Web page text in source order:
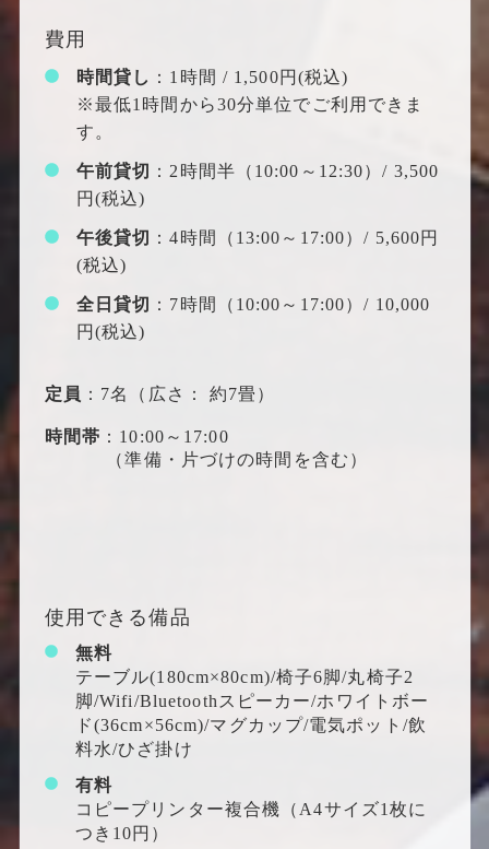
費用
時間貸し ：1時間 / 1,500円(税込)
※最低1時間から30分単位でご利用できま
す。
午前貸切
：2時間半（10:00～12:30）/ 3,500
円(税込)
午後貸切
：4時間（13:00～17:00）/ 5,600円
(税込)
全日貸切
：7時間（10:00～17:00）/ 10,000
円(税込)
定員 ：7名（広さ： 約7畳）
時間帯 ：10:00～17:00
（準備・片づけの時間を含む）
使用できる備品
無料
テーブル(180cm×80cm)/椅子6脚/丸椅子2
脚/Wifi/Bluetoothスピーカー/ホワイトボー
ド(36cm×56cm)/マグカップ/電気ポット/飲
料水/ひざ掛け
有料
コピープリンター複合機（A4サイズ1枚に
つき10円）